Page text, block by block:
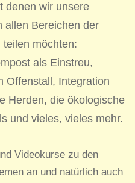
denen wir unsere
allen Bereichen der
möchten:
als Einstreu,
Offenstall, Integration
Herden, die ökologische
und vieles, vieles mehr.
Videokurse zu den
an und natürlich auch